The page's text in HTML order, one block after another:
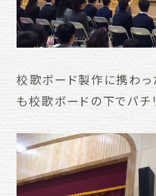
校歌ボード製作に携わ
も校歌ボードの下でパチ